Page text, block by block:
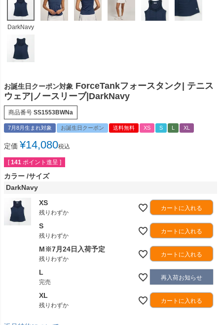
DarkNavy
お誕生日クーポン対象 ForceTankフォースタンク| テニス
ウェア|ノースリーブ|DarkNavy
商品番号 SS1553BWNa
7月8月生まれ対象 お誕生日クーポン 送料無料 XS S XL
定価 ¥14,080税込
[ 141 ポイント進呈 ]
カラー サイズ
DarkNavy
XS
残りわずか
カートに入れる
S
残りわずか
カートに入れる
M※7月24日入荷予定
残りわずか
カートに入れる
L
完売
再入荷お知らせ
XL
残りわずか
カートに入れる